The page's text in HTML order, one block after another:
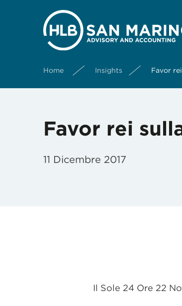
Home Insights Favor
Favor rei
11 Dicembre 2017
Il Sole 24 Ore 22